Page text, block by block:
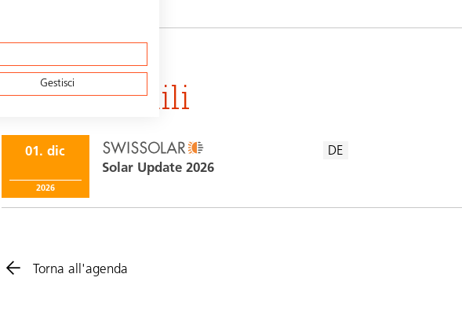
Eventi simili
01. dic
2026
Solar Update 2026
DE
Torna all'agenda
Gestisci